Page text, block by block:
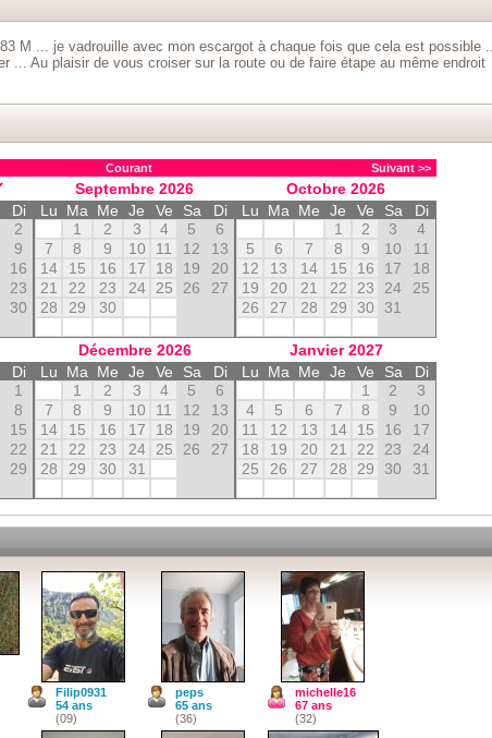
M ... je vadrouille avec mon escargot à chaque fois que cela est possible ...
... Au plaisir de vous croiser sur la route ou de faire étape au même endroit
Courant Suivant >>
Di
2
9
16
23
30
Septembre 2026
Lu
Ma Me Je Ve Sa
Di
1
2 3 4 5
6
7
8 9 10 11 12
13
14
15 16 17 18 19
20
21
22 23 24 25 26
27
28
29 30
Octobre 2026
Lu
Ma Me Je Ve Sa
Di
1
2 3
4
5
6 7 8 9 10
11
12
13 14 15 16 17
18
19
20 21 22 23 24
25
26
27 28 29 30 31
Di
1
8
15
22
29
Décembre 2026
Lu
Ma Me Je Ve Sa
Di
1
2 3 4 5
6
7
8 9 10 11 12
13
14
15 16 17 18 19
20
21
22 23 24 25 26
27
28
29 30 31
Janvier 2027
Lu
Ma Me Je Ve Sa
Di
1
2
3
4
5 6 7 8 9
10
11
12 13 14 15 16
17
18
19 20 21 22 23
24
25
26 27 28 29 30 31
Filip0931
54 ans
(09)
peps
65 ans
(36)
michelle16
67 ans
(32)